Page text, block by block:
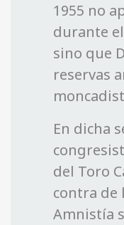
1955 no
durante
sino que
reservas
En dicha
del Toro
contra de
Amnistía